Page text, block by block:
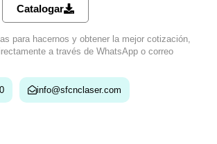
Catalogar
para hacernos y obtener la mejor cotización,
a través de WhatsApp o correo
info@sfcnclaser.com